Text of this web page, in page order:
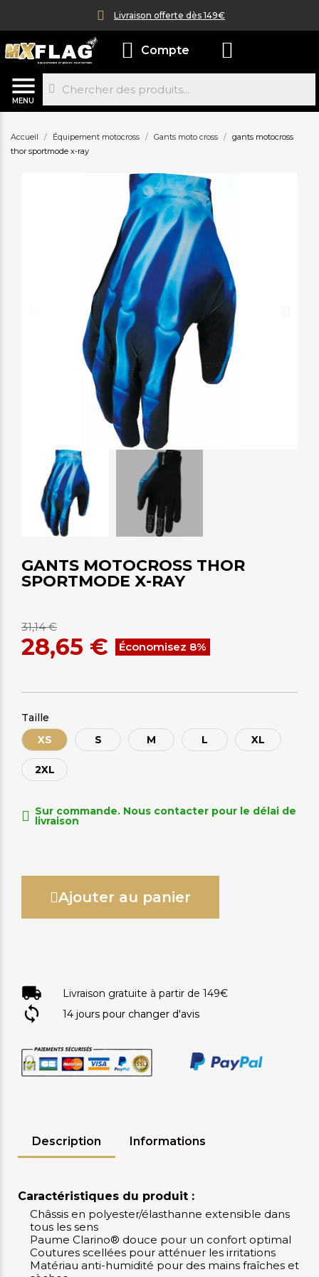
Livraison offerte dès 149€
MENU
Compte
Accueil Équipement motocross Gants moto cross
gants motocross
thor sportmode x-ray
GANTS MOTOCROSS THOR
SPORTMODE X-RAY
31,14 €
28,65 € Économisez 8%
Taille
XS
S M L XL
2XL
Sur commande. Nous contacter pour le délai de
livraison
Ajouter au panier
Livraison gratuite à partir de 149€
14 jours pour changer d'avis
Description Informations
Caractéristiques du produit :
Châssis en polyester/élasthanne extensible dans
tous les sens
Paume Clarino® douce pour un confort optimal
Coutures scellées pour atténuer les irritations
Matériau anti-humidité pour des mains fraîches et